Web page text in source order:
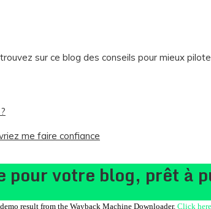
sur ce blog des conseils pour mieux
me faire confiance
pour votre blog, prêt à
result from the Wayback Machine Downloader.Click here